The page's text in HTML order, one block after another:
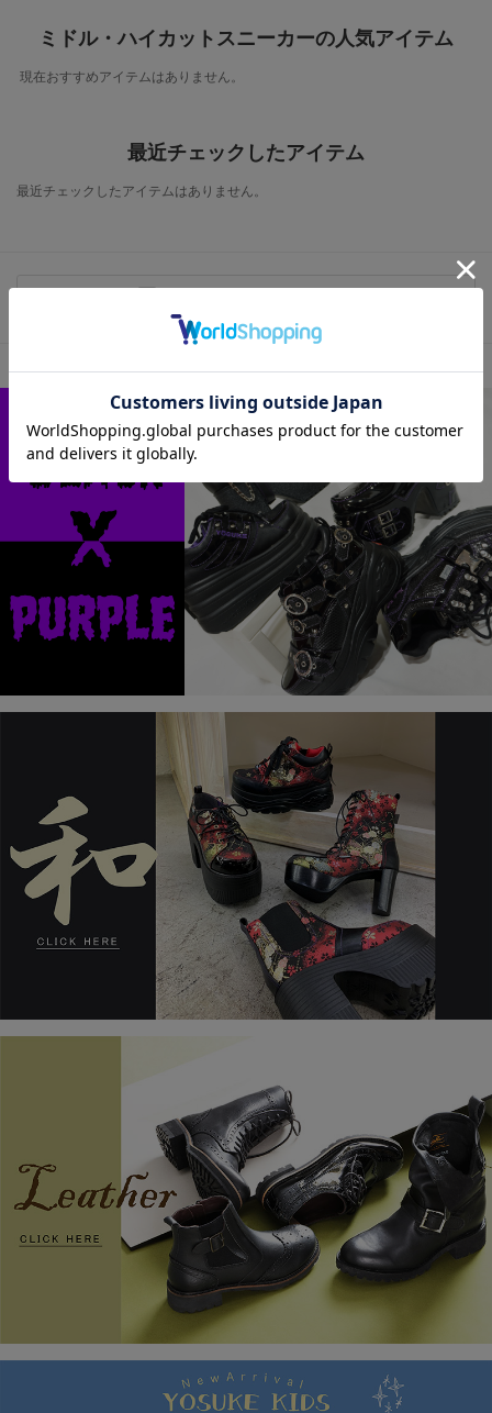
ミドル・ハイカットスニーカーの人気アイテム
現在おすすめアイテムはありません。
最近チェックしたアイテム
最近チェックしたアイテムはありません。